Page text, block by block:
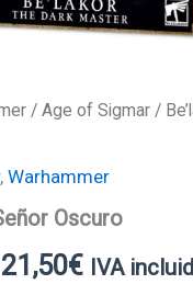
/ Age of Sigmar /
, Warhammer
Oscuro
€ IVA